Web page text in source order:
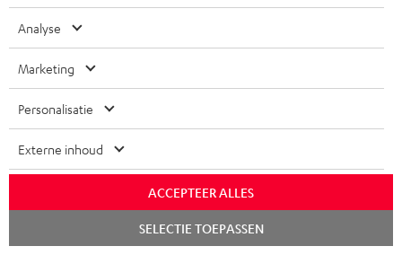
r
i
f
SMART HOME
BLUETOOTH
KOPTELEFOONS
BLUETOOTH KOPTELEFOONS
COMPLETE SETS
SPEAKERS
ULTIMA
B2B
STORES
ZWITSERLAND
BELGIË
POLEN
Analyse
Marketing
Personalisatie
Externe inhoud
ACCEPTEER ALLES
SELECTIE TOEPASSEN